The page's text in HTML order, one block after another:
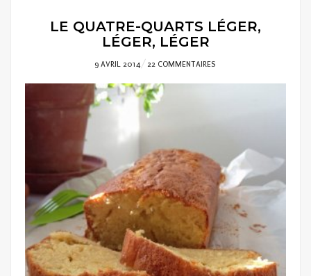
LE QUATRE-QUARTS LÉGER,
LÉGER, LÉGER
POSTED
9 AVRIL 2014 22 COMMENTAIRES